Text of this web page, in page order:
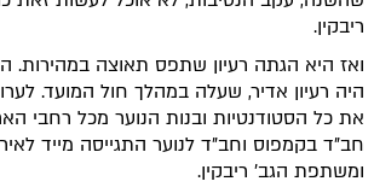
ריבקין.
ואז היא הגתה רעיון שתפס תאוצה במהירות.
היה רעיון אדיר, שעלה במהלך חול המועד.
את כל הסטודנטיות ובנות הנוער מכל רחבי
חב"ד בקמפוס וחב"ד לנוער התגייסה מייד
ומשתפת הגב' ריבקין.